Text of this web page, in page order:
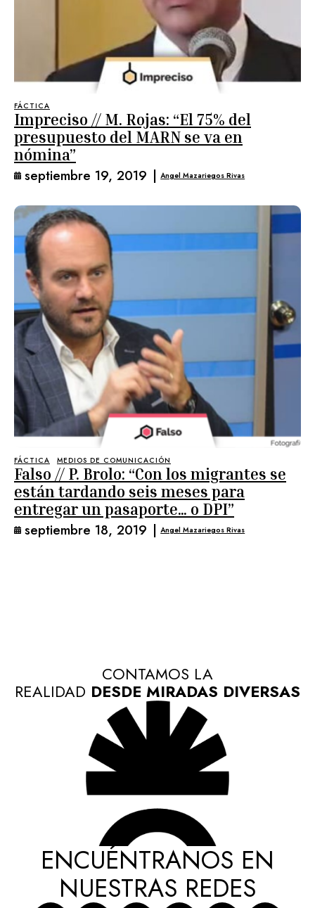
FÁCTICA
Impreciso // M. Rojas: “El 75% del
presupuesto del MARN se va en
nómina”
septiembre 19, 2019 | Angel Mazariegos Rivas
FÁCTICA MEDIOS DE COMUNICACIÓN
Falso // P. Brolo: “Con los migrantes se
están tardando seis meses para
entregar un pasaporte… o DPI”
septiembre 18, 2019 | Angel Mazariegos Rivas
CONTAMOS LA
REALIDAD DESDE MIRADAS DIVERSAS
ENCUÉNTRANOS EN
NUESTRAS REDES